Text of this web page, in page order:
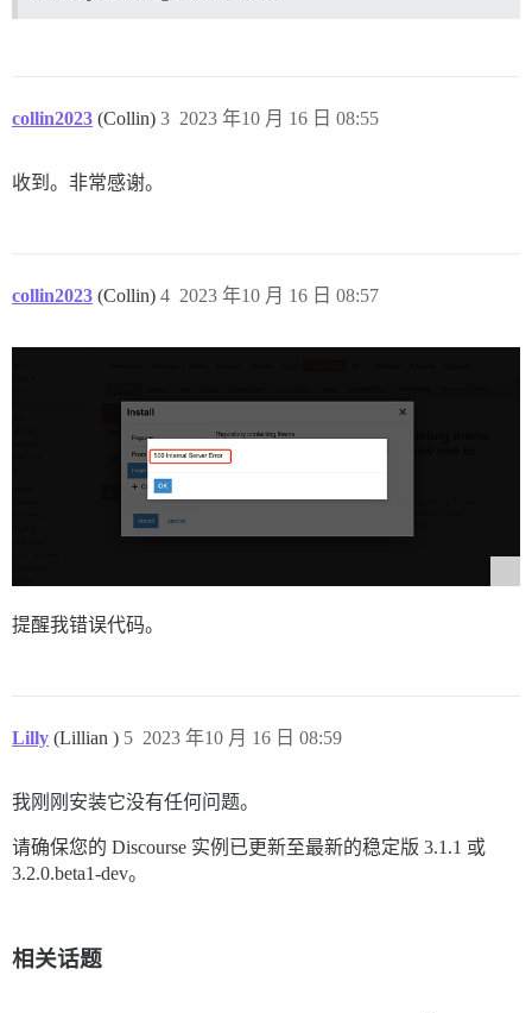
collin2023 (Collin) 2023 年10 月 16 日 08:55
3
收到。非常感谢。
collin2023 (Collin) 2023 年10 月 16 日 08:57
4
提醒我错误代码。
Lilly (Lillian ) 2023 年10 月 16 日 08:59
5
我刚刚安装它没有任何问题。
请确保您的 Discourse 实例已更新至最新的稳定版 3.1.1 或
3.2.0.beta1-dev。
相关话题